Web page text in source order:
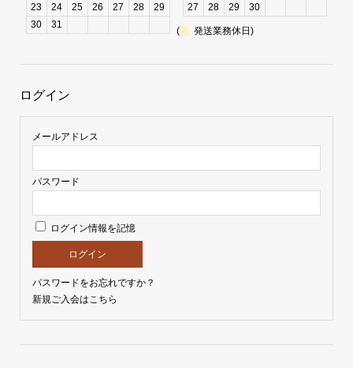
23
24 25 26 27 28
29
30
31
27
28 29 30
( 発送業務休日)
ログイン
メールアドレス
パスワード
ログイン情報を記憶
パスワードをお忘れですか？
新規ご入会はこちら